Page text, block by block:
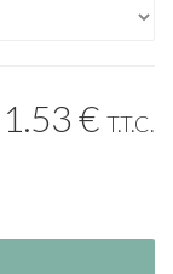
1.53€ T.T.C.